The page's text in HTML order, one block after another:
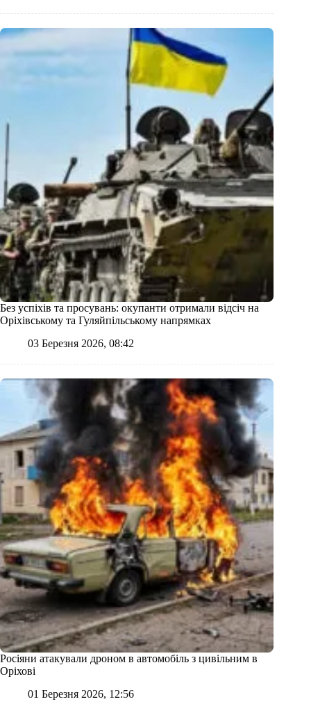
Без успіхів та просувань: окупанти отримали відсіч на
Оріхівському та Гуляйпільському напрямках
03 Березня 2026, 08:42
Росіяни атакували дроном в автомобіль з цивільним в
Оріхові
01 Березня 2026, 12:56